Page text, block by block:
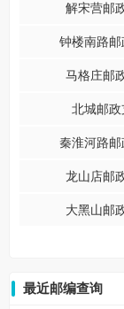
解宋营邮
钟楼南路邮
马格庄邮
北城邮政
秦淮河路邮
龙山店邮
大黑山邮
最近邮编查询